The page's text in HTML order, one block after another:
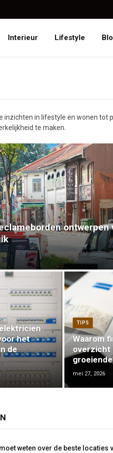
Interieur Lifestyle
inzichten in lifestyle en wonen tot
te maken.
ontwerpen
het
de
TIPS
Waarom
overzicht
mei 27, 2026
weten over de beste locaties